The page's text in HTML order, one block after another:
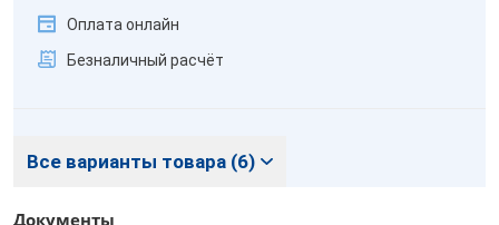
Оплата онлайн
Безналичный расчёт
Все варианты товара (6)
Документы